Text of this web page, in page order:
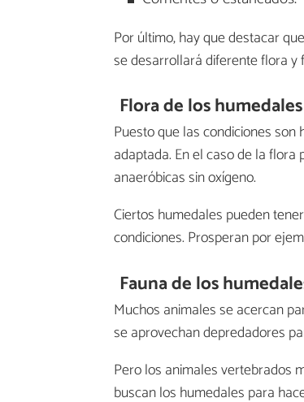
Por último, hay que destacar
se desarrollará diferente flora y
Flora de los humedales
Puesto que las condiciones
adaptada. En el caso de la
anaeróbicas sin oxígeno.
Ciertos humedales pueden
condiciones. Prosperan por
Fauna de los
Muchos animales se acercan
se aprovechan depredadores
Pero los animales vertebrados
buscan los humedales para